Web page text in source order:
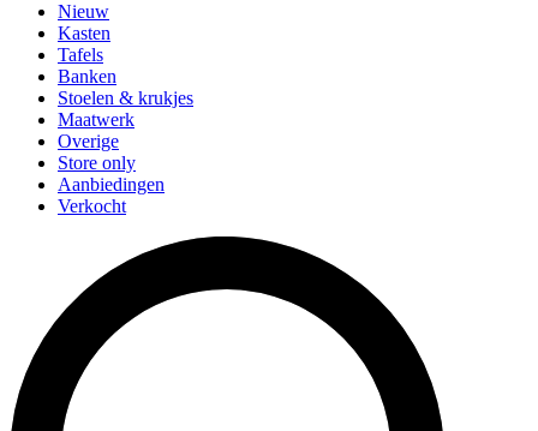
Nieuw
Kasten
Tafels
Banken
Stoelen & krukjes
Maatwerk
Overige
Store only
Aanbiedingen
Verkocht